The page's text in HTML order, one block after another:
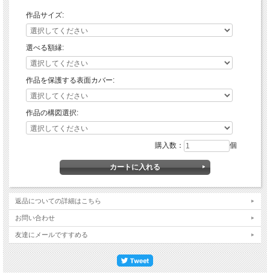
作品サイズ:
選べる額縁:
作品を保護する表面カバー:
作品の構図選択:
購入数： 個
返品についての詳細はこちら
お問い合わせ
友達にメールですすめる